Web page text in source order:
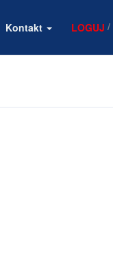
Kontakt LOGUJ /